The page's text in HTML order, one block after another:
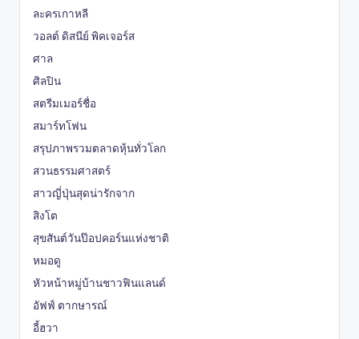
ละครเกาหลี
วอลต์ ดิสนีย์ พิคเจอร์ส
ศาล
ศิลปิน
สตรีมเมอร์ชื่อ
สมาร์ทโฟน
สรุปภาพรวมตลาดหุ้นทั่วโลก
สวนธรรมศาสตร์
สาวญี่ปุ่นสุดน่ารักจาก
สิงโต
สุขสันต์วันป๊อปคอร์นแห่งชาติ
หมอดู
หัวหน้าหมู่บ้านชาวฟินแลนด์
อัฟฟ์ ตากษารณ์
อี้ฮวา